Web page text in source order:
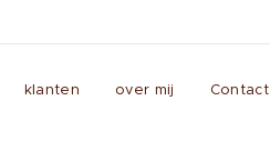
klanten over mij Contact